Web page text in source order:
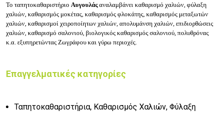
Το ταπητοκαθαριστήριο Αυγουλάςαναλαμβάνει καθαρισμό χαλιών, φύλαξη
χαλιών, καθαρισμός μοκέτας, καθαρισμός φλοκάτης, καθαρισμός μεταξωτών
χαλιών, καθαρισμοί χειροποίητων χαλιών, απολυμάνση χαλιών, επιδιορθώσεις
χαλιών, καθαρισμό σαλονιού, βιολογικός καθαρισμός σαλονιού, πολυθρόνας
κ.α. εξυπηρετώντας Ζωγράφου και γύρω περιοχές.
Επαγγελματικές κατηγορίες
Ταπητοκαθαριστήρια, Καθαρισμός Χαλιών, Φύλαξη